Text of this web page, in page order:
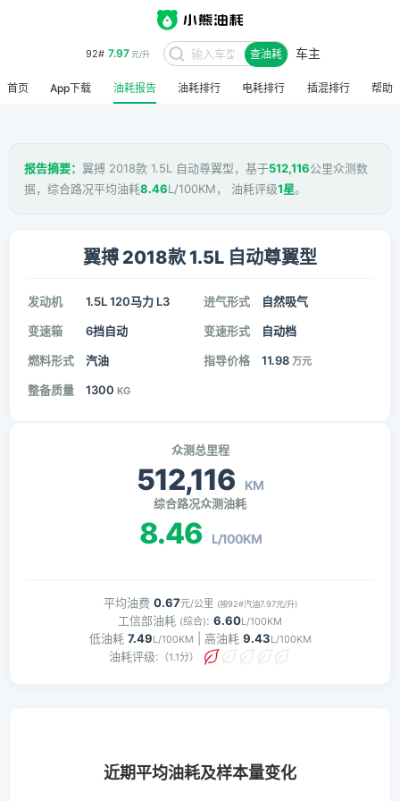
92# 7.97元/升 查油耗 车主
首页 App下载 油耗报告 油耗排行 电耗排行 插混排行 帮助
报告摘要： 翼搏 2018款 1.5L 自动尊翼型，基于512,116公里众测数
据，综合路况平均油耗8.46L/100KM， 油耗评级1星。
翼搏 2018款 1.5L 自动尊翼型
发动机 1.5L 120马力 L3 进气形式 自然吸气
变速箱 6挡自动 变速形式 自动档
燃料形式 汽油 指导价格 11.98 万元
整备质量 1300 KG
众测总里程
512,116 KM
综合路况众测油耗
8.46 L/100KM
平均油费 0.67元/公里 (按92#汽油7.97元/升)
工信部油耗 (综合): 6.60L/100KM
低油耗 7.49L/100KM | 高油耗 9.43L/100KM
油耗评级: （1.1分）